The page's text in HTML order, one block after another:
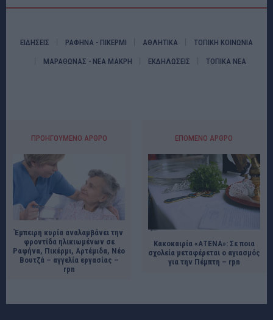
ΕΙΔΗΣΕΙΣ ΡΑΦΗΝΑ - ΠΙΚΕΡΜΙ ΑΘΛΗΤΙΚΑ ΤΟΠΙΚΗ ΚΟΙΝΩΝΙΑ
ΜΑΡΑΘΩΝΑΣ - ΝΕΑ ΜΑΚΡΗ ΕΚΔΗΛΩΣΕΙΣ ΤΟΠΙΚΑ ΝΕΑ
ΠΡΟΗΓΟΎΜΕΝΟ ΆΡΘΡΟ
Έμπειρη κυρία αναλαμβάνει την
φροντίδα ηλικιωμένων σε
Ραφήνα, Πικέρμι, Αρτέμιδα, Νέο
Βουτζά – αγγελία εργασίας –
rpn
ΕΠΌΜΕΝΟ ΆΡΘΡΟ
Κακοκαιρία «ΑΤΕΝΑ»: Σε ποια
σχολεία μεταφέρεται ο αγιασμός
για την Πέμπτη – rpn